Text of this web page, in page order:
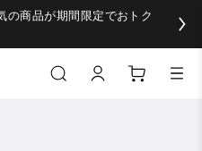
の商品が期間限定でおトク